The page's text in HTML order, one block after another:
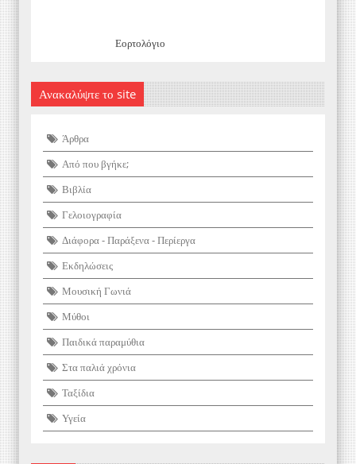
Εορτολόγιο
Ανακαλύψτε το site
Άρθρα
Από που βγήκε;
Βιβλία
Γελοιογραφία
Διάφορα - Παράξενα - Περίεργα
Εκδηλώσεις
Μουσική Γωνιά
Μύθοι
Παιδικά παραμύθια
Στα παλιά χρόνια
Ταξίδια
Υγεία